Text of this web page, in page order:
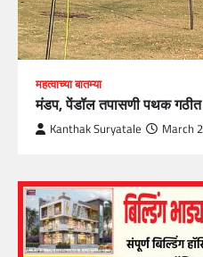
महत्वाच्या बातम्या
मंडप, पेंडॉल तपासणी पथक गठीत
Kanthak Suryatale March